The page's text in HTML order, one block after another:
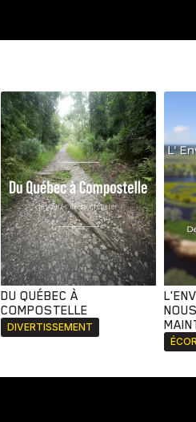
DU QUÉBEC À
COMPOSTELLE
DIVERTISSEMENT